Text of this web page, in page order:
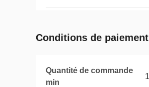
Conditions de
Quantité de commande
min